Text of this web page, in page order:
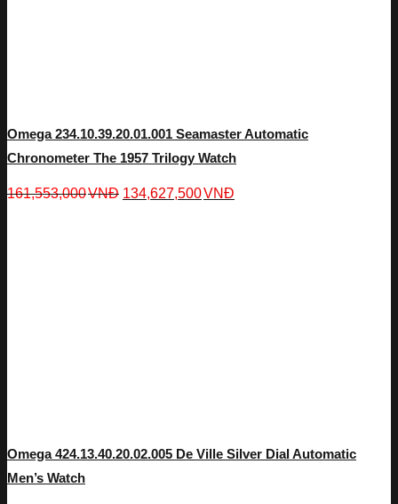
Omega 234.10.39.20.01.001 Seamaster Automatic
Chronometer The 1957 Trilogy Watch
161,553,000VNĐ 134,627,500VNĐ
Omega 424.13.40.20.02.005 De Ville Silver Dial Automatic
Men’s Watch